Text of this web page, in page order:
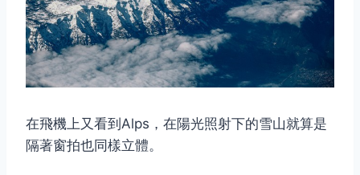
在飛機上又看到Alps，在陽光照射下的雪山就算是
隔著窗拍也同樣立體。